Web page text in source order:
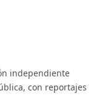
independiente
con reportajes